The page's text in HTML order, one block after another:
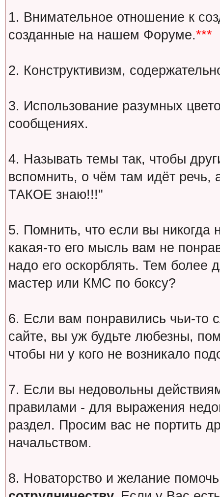
1. Внимательное отношение к
созданные на нашем Форуме.***
2. Конструктивизм,
3. Использование разумных
сообщениях.
4. Называть темы так, чтобы
вспомнить, о чём там идёт речь,
ТАКОЕ знаю!!!"
5. Помнить, что если вы никогда
какая-то его мысль вам не
надо его оскорблять. Тем более
мастер или КМС по боксу?
6. Если вам понравились чьи-то
сайте, вы уж будьте любезны,
чтобы ни у кого не возникало
7. Если вы недовольны
правилами - для выражения
раздел. Просим вас не портить
начальством.
8. Новаторство и желание